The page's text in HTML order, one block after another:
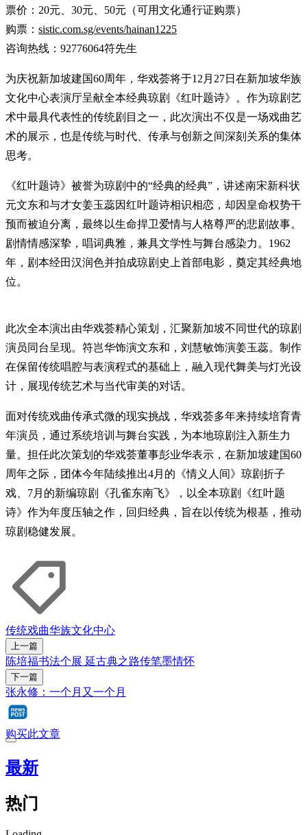
票价：20元、30元、50元（可用文化通行证购票）
购票： sistic.com.sg/events/hainan1225
咨询热线：92776064符先生
为庆祝新加坡建国60周年，华戏荟将于12月27日在新加坡华族
文化中心表演厅呈献全本经典琼剧《红叶题诗》。作为琼剧艺
术中最具代表性的传统剧目之一，此次演出不仅是一场戏曲艺
术的展示，也是传统与时代、传承与创新之间深刻关系的集体
思考。
《红叶题诗》被誉为琼剧中的“经典的经典”，讲述南宋新科状
元文东和与才女姜玉蕊因红叶题诗相识相恋，却因皇命权势干
预而被迫分离，最终以生命捍卫爱情与人格尊严的悲剧故事。
剧情情感深挚，唱词典雅，兼具文学性与舞台感染力。1962
年，剧本经田汉润色并拍成琼剧史上首部电影，奠定其经典地
位。
此次全本演出由华戏荟精心策划，汇聚新加坡不同世代的琼剧
演员同台呈现。符岂华饰演文东和，刘慧敏饰演姜玉蕊。制作
在保留传统唱腔与表演程式的基础上，融入现代舞美与灯光设
计，展现传统艺术与当代审美的对话。
面对传统戏曲传承式微的现实挑战，华戏荟多年来持续培育青
年演员，通过系统培训与舞台实践，为本地琼剧注入新生力
量。担任此次策划的华戏荟董事彭业华表示，在新加坡建国60
周年之际，团体今年陆续推出4月的《情义人间》琼剧折子
戏、7月的新编琼剧《孔雀东南飞》，以全本琼剧《红叶题
诗》作为年度压轴之作，回归经典，旨在以传统为根基，推动
琼剧稳健发展。
传统戏曲华族文化中心
上一篇
陈培福书法个展 延古典之路传笔墨情怀
下一篇
张永修：一个月又一个月
购买此文章
最新
热门